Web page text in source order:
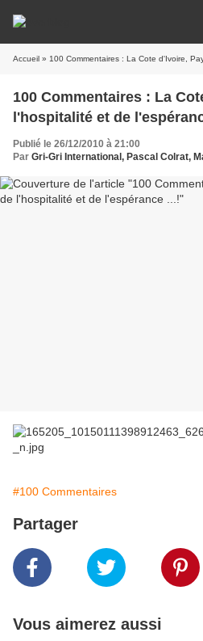
Accueil » 100 Commentaires : La Cote d'Ivoire,
100 Commentaires : La
l'hospitalité et de
Publié le 26/12/2010 à 21:00
Par Gri-Gri International, Pascal Colrat,
#100 Commentaires
Partager
Vous aimerez aussi